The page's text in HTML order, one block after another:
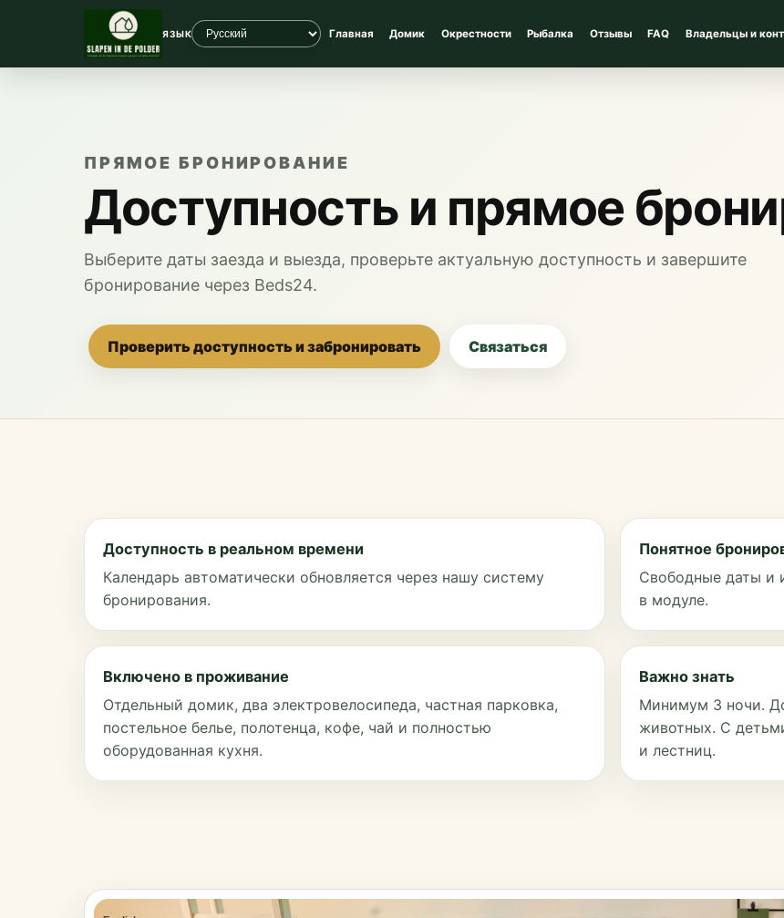
ЯЗЫК Главная Домик Окрестности Рыбалка Отзывы FAQ Владельцы и
ПРЯМОЕ БРОНИРОВАНИЕ
Доступность и прямое
Выберите даты заезда и выезда, проверьте актуальную доступность и завершите
бронирование через Beds24.
Проверить доступность и забронировать Связаться
Доступность в реальном времени
Календарь автоматически обновляется через нашу систему
бронирования.
Понятное
Свободные даты и
в модуле.
Включено в проживание
Отдельный домик, два электровелосипеда, частная парковка,
постельное белье, полотенца, кофе, чай и полностью
оборудованная кухня.
Важно знать
Минимум 3 ночи.
животных. С
и лестниц.